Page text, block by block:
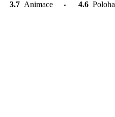
3.7 Animace 4.6 Poloha